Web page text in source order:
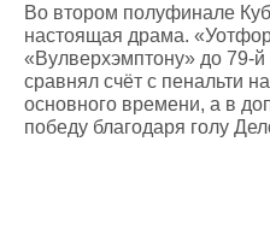
Во втором полуфинале
настоящая драма.
«Вулверхэмптону» до 79-
сравнял счёт с пенальти
основного времени, а в
победу благодаря голу